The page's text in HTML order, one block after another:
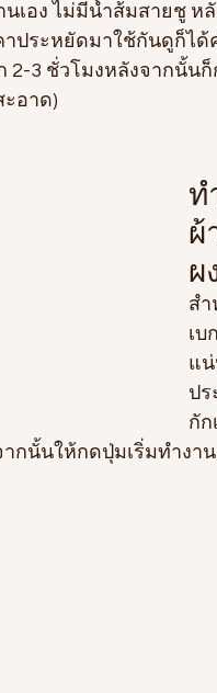
าประหยัดมาใช้กันดูก็ได้
2-3 ชั่วโมงหลังจากนั้น
อาด)
ท
ผ้
ผ
สำ
เบ
แน่
ปร
กัก
กนั้นให้กดปุ่มเริ่มทำงา